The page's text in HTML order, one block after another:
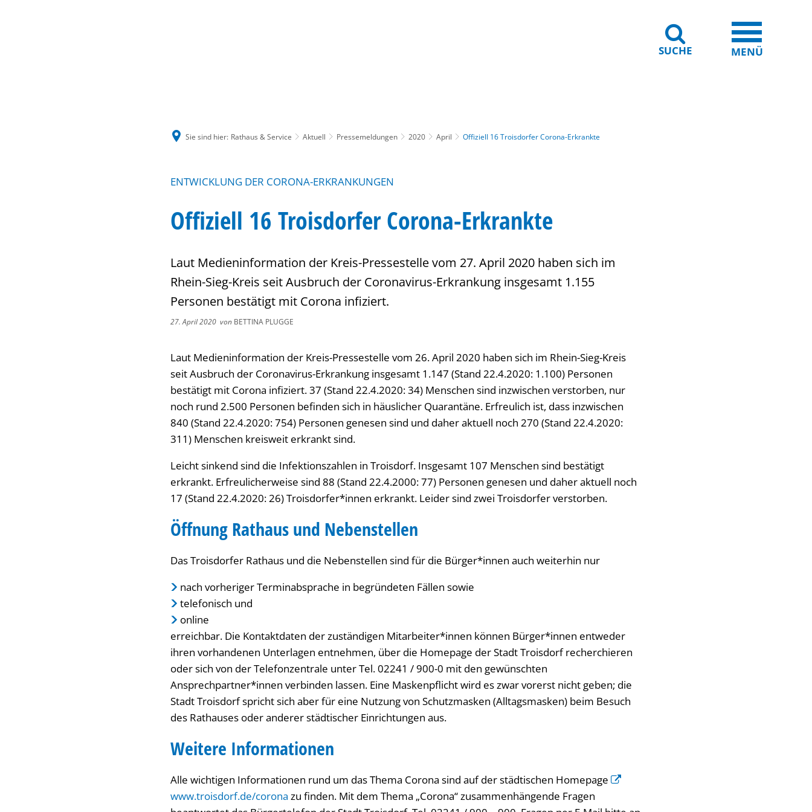
SUCHE MENÜ
Sie sind hier: Rathaus & Service Aktuell Pressemeldungen 2020 April Offiziell 16 Troisdorfer Corona-Erkrankte
ENTWICKLUNG DER CORONA-ERKRANKUNGEN
Offiziell 16 Troisdorfer Corona-Erkrankte
Laut Medieninformation der Kreis-Pressestelle vom 27. April 2020 haben sich im
Rhein-Sieg-Kreis seit Ausbruch der Coronavirus-Erkrankung insgesamt 1.155
Personen bestätigt mit Corona infiziert.
27. April 2020 von BETTINA PLUGGE
Laut Medieninformation der Kreis-Pressestelle vom 26. April 2020 haben sich im Rhein-Sieg-Kreis
seit Ausbruch der Coronavirus-Erkrankung insgesamt 1.147 (Stand 22.4.2020: 1.100) Personen
bestätigt mit Corona infiziert. 37 (Stand 22.4.2020: 34) Menschen sind inzwischen verstorben, nur
noch rund 2.500 Personen befinden sich in häuslicher Quarantäne. Erfreulich ist, dass inzwischen
840 (Stand 22.4.2020: 754) Personen genesen sind und daher aktuell noch 270 (Stand 22.4.2020:
311) Menschen kreisweit erkrankt sind.
Leicht sinkend sind die Infektionszahlen in Troisdorf. Insgesamt 107 Menschen sind bestätigt
erkrankt. Erfreulicherweise sind 88 (Stand 22.4.2000: 77) Personen genesen und daher aktuell noch
17 (Stand 22.4.2020: 26) Troisdorfer*innen erkrankt. Leider sind zwei Troisdorfer verstorben.
Öffnung Rathaus und Nebenstellen
Das Troisdorfer Rathaus und die Nebenstellen sind für die Bürger*innen auch weiterhin nur
nach vorheriger Terminabsprache in begründeten Fällen sowie
telefonisch und
online
erreichbar. Die Kontaktdaten der zuständigen Mitarbeiter*innen können Bürger*innen entweder
ihren vorhandenen Unterlagen entnehmen, über die Homepage der Stadt Troisdorf recherchieren
oder sich von der Telefonzentrale unter Tel. 02241 / 900-0 mit den gewünschten
Ansprechpartner*innen verbinden lassen. Eine Maskenpflicht wird es zwar vorerst nicht geben; die
Stadt Troisdorf spricht sich aber für eine Nutzung von Schutzmasken (Alltagsmasken) beim Besuch
des Rathauses oder anderer städtischer Einrichtungen aus.
Weitere Informationen
Alle wichtigen Informationen rund um das Thema Corona sind auf der städtischen Homepage
www.troisdorf.de/corona zu finden. Mit dem Thema „Corona“ zusammenhängende Fragen